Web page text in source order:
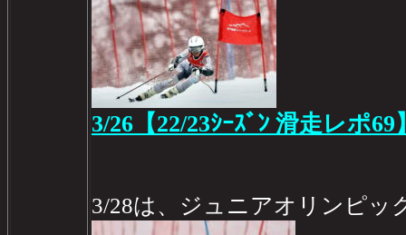
3/26【22/23ｼｰｽﾞﾝ 滑走レポ69
3/28は、ジュニアオリンピッ